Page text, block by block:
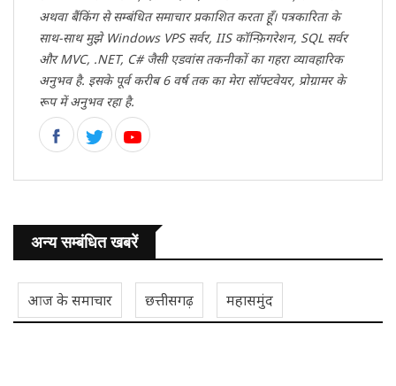
अथवा बैंकिंग से सम्बंधित समाचार प्रकाशित करता हूँ। पत्रकारिता के
साथ-साथ मुझे Windows VPS सर्वर, IIS कॉन्फ़िगरेशन, SQL सर्वर
और MVC, .NET, C# जैसी एडवांस तकनीकों का गहरा व्यावहारिक
अनुभव है. इसके पूर्व करीब 6 वर्ष तक का मेरा सॉफ्टवेयर, प्रोग्रामर के
रूप में अनुभव रहा है.
अन्य सम्बंधित खबरें
आज के समाचार छत्तीसगढ़ महासमुंद